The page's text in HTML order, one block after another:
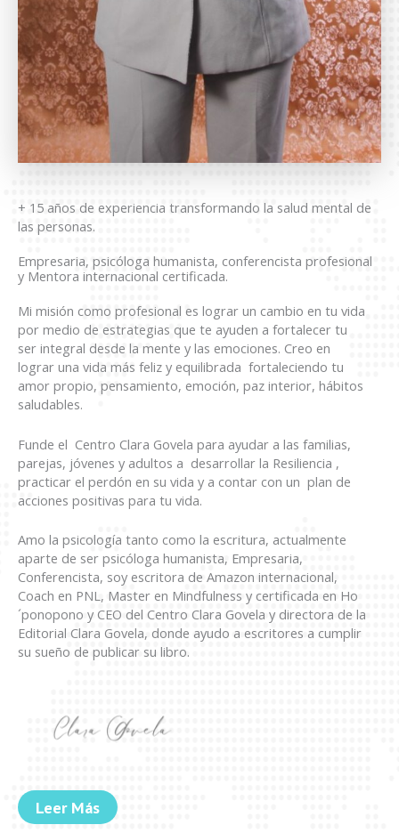
+ 15 años de experiencia transformando la salud mental de
las personas.
Empresaria, psicóloga humanista, conferencista profesional
y Mentora internacional certificada.
Mi misión como profesional es lograr un cambio en tu vida
por medio de estrategias que te ayuden a fortalecer tu
ser integral desde la mente y las emociones. Creo en
lograr una vida más feliz y equilibrada fortaleciendo tu
amor propio, pensamiento, emoción, paz interior, hábitos
saludables.
Funde el Centro Clara Govela para ayudar a las familias,
parejas, jóvenes y adultos a desarrollar la Resiliencia ,
practicar el perdón en su vida y a contar con un plan de
acciones positivas para tu vida.
Amo la psicología tanto como la escritura, actualmente
aparte de ser psicóloga humanista, Empresaria,
Conferencista, soy escritora de Amazon internacional,
Coach en PNL, Master en Mindfulness y certificada en Ho
´ponopono y CEO del Centro Clara Govela y directora de la
Editorial Clara Govela, donde ayudo a escritores a cumplir
su sueño de publicar su libro.
Leer Más